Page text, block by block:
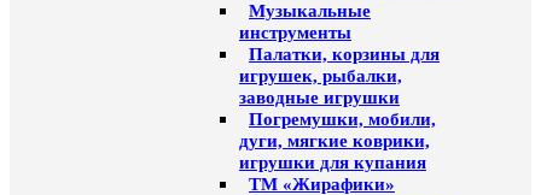
Музыкальные
инструменты
Палатки, корзины для
игрушек, рыбалки,
заводные игрушки
Погремушки, мобили,
дуги, мягкие коврики,
игрушки для купания
ТМ «Жирафики»